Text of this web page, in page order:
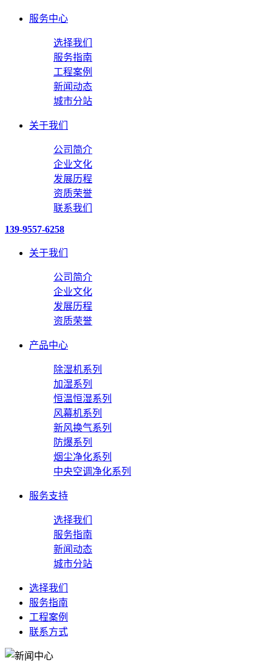
服务中心
选择我们
服务指南
工程案例
新闻动态
城市分站
关于我们
公司简介
企业文化
发展历程
资质荣誉
联系我们
139-9557-6258
关于我们
公司简介
企业文化
发展历程
资质荣誉
产品中心
除湿机系列
加湿系列
恒温恒湿系列
风幕机系列
新风换气系列
防爆系列
烟尘净化系列
中央空调净化系列
服务支持
选择我们
服务指南
新闻动态
城市分站
选择我们
服务指南
工程案例
联系方式